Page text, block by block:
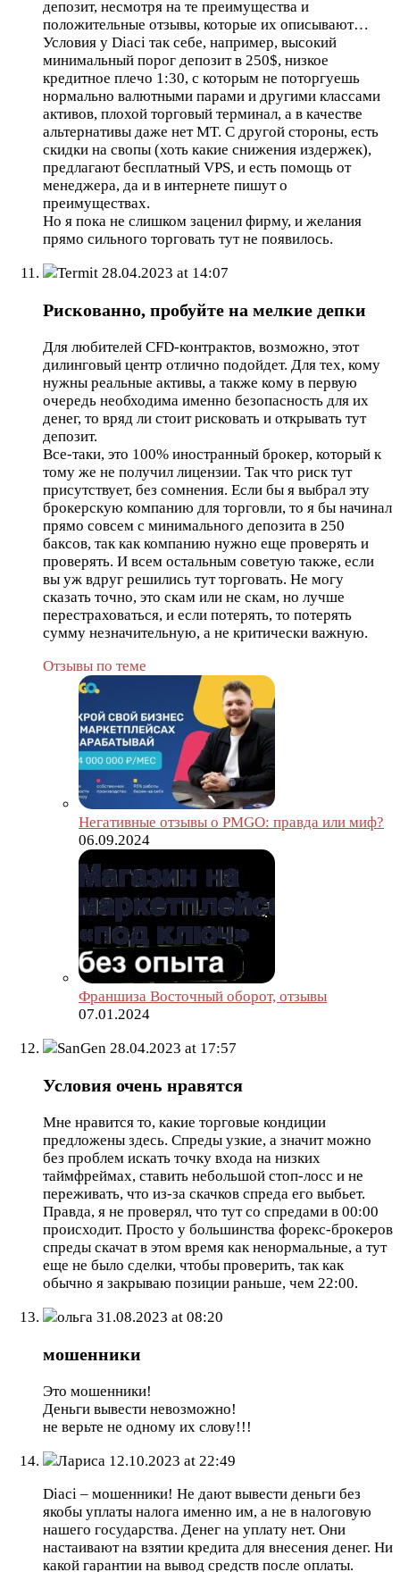
депозит, несмотря на те преимущества и
положительные отзывы, которые их описывают…
Условия у Diaci так себе, например, высокий
минимальный порог депозит в 250$, низкое
кредитное плечо 1:30, с которым не поторгуешь
нормально валютными парами и другими классами
активов, плохой торговый терминал, а в качестве
альтернативы даже нет MT. С другой стороны, есть
скидки на свопы (хоть какие снижения издержек),
предлагают бесплатный VPS, и есть помощь от
менеджера, да и в интернете пишут о
преимуществах.
Но я пока не слишком заценил фирму, и желания
прямо сильного торговать тут не появилось.
Termit 28.04.2023 at 14:07
Рискованно, пробуйте на мелкие депки
Для любителей CFD-контрактов, возможно, этот
дилинговый центр отлично подойдет. Для тех, кому
нужны реальные активы, а также кому в первую
очередь необходима именно безопасность для их
денег, то вряд ли стоит рисковать и открывать тут
депозит.
Все-таки, это 100% иностранный брокер, который к
тому же не получил лицензии. Так что риск тут
присутствует, без сомнения. Если бы я выбрал эту
брокерскую компанию для торговли, то я бы начинал
прямо совсем с минимального депозита в 250
баксов, так как компанию нужно еще проверять и
проверять. И всем остальным советую также, если
вы уж вдруг решились тут торговать. Не могу
сказать точно, это скам или не скам, но лучше
перестраховаться, и если потерять, то потерять
сумму незначительную, а не критически важную.
Отзывы по теме
Негативные отзывы о PMGO: правда или миф?
06.09.2024
Франшиза Восточный оборот, отзывы
07.01.2024
SanGen 28.04.2023 at 17:57
Условия очень нравятся
Мне нравится то, какие торговые кондиции
предложены здесь. Спреды узкие, а значит можно
без проблем искать точку входа на низких
таймфреймах, ставить небольшой стоп-лосс и не
переживать, что из-за скачков спреда его выбьет.
Правда, я не проверял, что тут со спредами в 00:00
происходит. Просто у большинства форекс-брокеров
спреды скачат в этом время как ненормальные, а тут
еще не было сделки, чтобы проверить, так как
обычно я закрываю позиции раньше, чем 22:00.
ольга 31.08.2023 at 08:20
мошенники
Это мошенники!
Деньги вывести невозможно!
не верьте не одному их слову!!!
Лариса 12.10.2023 at 22:49
Diaci – мошенники! Не дают вывести деньги без
якобы уплаты налога именно им, а не в налоговую
нашего государства. Денег на уплату нет. Они
настаивают на взятии кредита для внесения денег. Ни
какой гарантии на вывод средств после оплаты.